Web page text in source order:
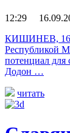
12:29
КИШИНЕВ, 16
Республикой
потенциал для
Додон …
читать